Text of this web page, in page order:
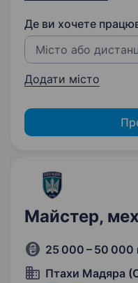
Де ви хочете
Додати місто
Майстер,
25 000 – 50 000
Птахи Мадяра